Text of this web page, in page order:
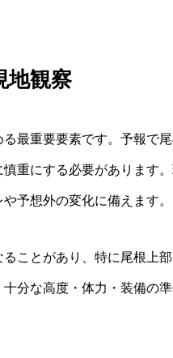
地観察
最重要要素です。予報で
重にする必要があります
予想外の変化に備えます。
ことがあり、特に尾根上
分な高度・体力・装備の準